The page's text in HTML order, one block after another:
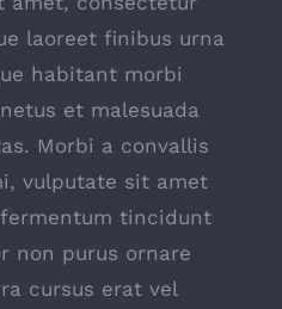
laoreet finibus urna
habitant morbi
et malesuada
Morbi a convallis
vulputate sit amet
tincidunt
non purus ornare
cursus erat vel